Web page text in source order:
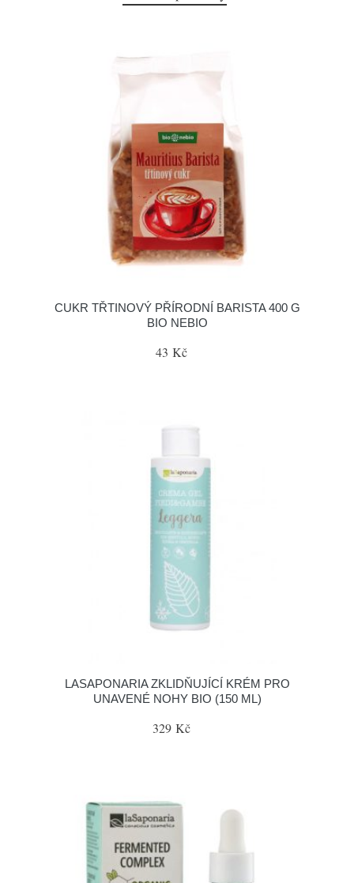
CUKR TŘTINOVÝ PŘÍRODNÍ BARISTA 400 G
BIO NEBIO
43 Kč
LASAPONARIA ZKLIDŇUJÍCÍ KRÉM PRO
UNAVENÉ NOHY BIO (150 ML)
329 Kč